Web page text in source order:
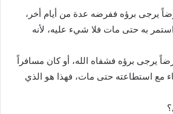
يرجى برؤه ففرضه عدة من أيام أخر،
به حتى مات فلا شيء عليه، لأنه
يرجى برؤه فشفاه الله، أو كان مسافراً
مع استطاعته حتى مات، فهذا هو الذي